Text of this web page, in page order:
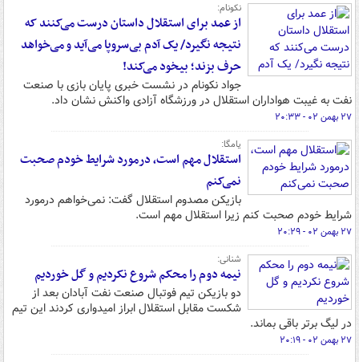
نکونام:
از عمد برای استقلال داستان درست می‌کنند که
نتیجه نگیرد/ یک آدم بی‌سروپا می‌آید و می‌خواهد
حرف بزند؛ بیخود می‌کند!
جواد نکونام در نشست خبری پایان بازی با صنعت
نفت به غیبت هواداران استقلال در ورزشگاه آزادی واکنش نشان داد.
۲۷ بهمن ۰۲ - ۲۰:۳۳
یامگا:
استقلال مهم است، درمورد شرایط خودم صحبت
نمی‌کنم
بازیکن مصدوم استقلال گفت: نمی‌خواهم درمورد
شرایط خودم صحبت کنم زیرا استقلال مهم است.
۲۷ بهمن ۰۲ - ۲۰:۲۹
شنانی:
نیمه دوم را محکم شروع نکردیم و گل خوردیم
دو بازیکن تیم فوتبال صنعت نفت آبادان بعد از
شکست مقابل استقلال ابراز امیدواری کردند این تیم
در لیگ برتر باقی بماند.
۲۷ بهمن ۰۲ - ۲۰:۱۹